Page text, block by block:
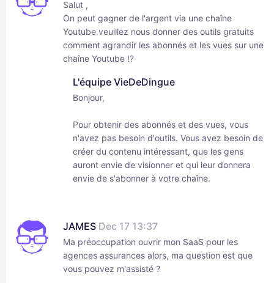
Salut ,
On peut gagner de l'argent via une chaîne
Youtube veuillez nous donner des outils gratuits
comment agrandir les abonnés et les vues sur une
chaîne Youtube !?
L'équipe VieDeDingue
Bonjour,
Pour obtenir des abonnés et des vues, vous
n'avez pas besoin d'outils. Vous avez besoin de
créer du contenu intéressant, que les gens
auront envie de visionner et qui leur donnera
envie de s'abonner à votre chaîne.
JAMES Dec 17 13:37
Ma préoccupation ouvrir mon SaaS pour les
agences assurances alors, ma question est que
vous pouvez m'assisté ?